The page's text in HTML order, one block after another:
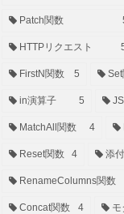
Patch関数
HTTPリクエスト
FirstN関数 5 Set
in演算子 5
MatchAll関数 4
Reset関数 4 添
RenameColumns関数
Concat関数 4